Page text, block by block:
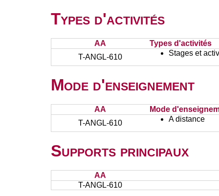
Types d'activités
AA
Types d'activités
T-ANGL-610
Stages et
Mode d'enseignement
AA
Mode
T-ANGL-610
A distance
Supports principaux
AA
T-ANGL-610